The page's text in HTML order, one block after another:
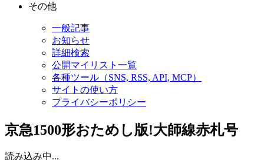
その他
一般記事
お知らせ
詳細検索
公開マイリスト一覧
各種ツール（SNS, RSS, API, MCP）
サイトの使い方
プライバシーポリシー
京急1500形おためし版!大師線赤札号
読み込み中...